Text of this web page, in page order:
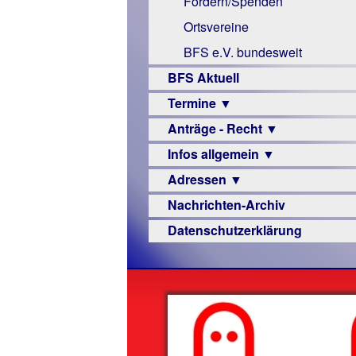
Links
Ortsvereine
BFS e.V. bundesweit
BFS Aktuell
Termine ▼
Veranstaltungsprogramme
Anträge - Recht ▼
Archiv
Urteile
Infos allgemein ▼
Sehbehinderung
Frühförderung
Schule
–
Beruf
Senioren
Hilfsmittel
Adressen ▼
Augenoptiker
Berufsbildungswerke
Hörbüchereien
Reha-
Nachrichten-Archiv
Datenschutzerklärung